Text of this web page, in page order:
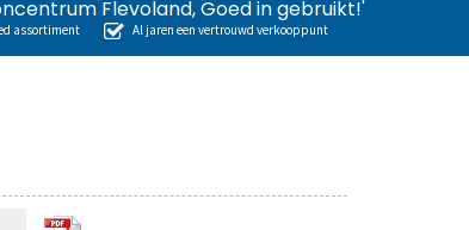
Flevoland, Goed in gebruikt!'
assortiment Al jaren een vertrouwd verkooppunt